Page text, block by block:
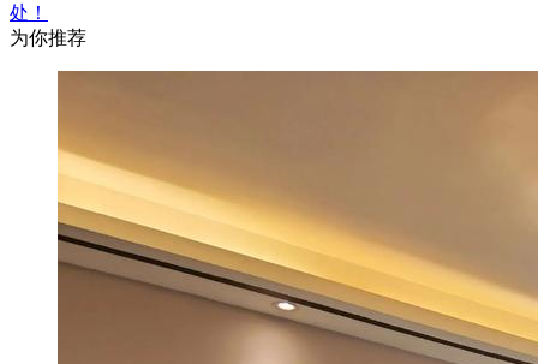
处！
为你推荐